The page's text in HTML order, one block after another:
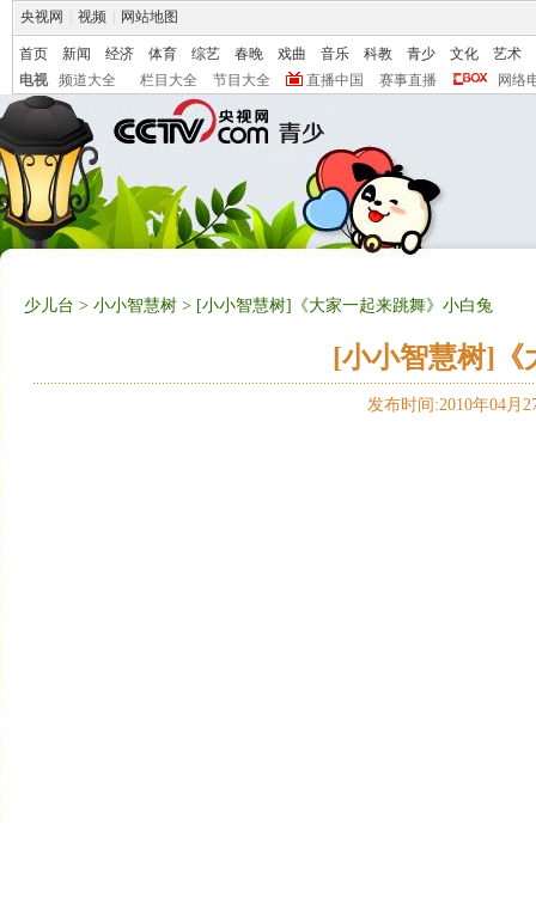
央视网 视频 网站地图
首页 新闻 经济 体育 综艺 春晚 戏曲 音乐 科教 青少 文化
艺术
电视
频道大全 栏目大全 节目大全 直播中国 赛事直播 网络
少儿台 > 小小智慧树 > [小小智慧树]《大家一起来跳舞》小白兔
[小小智慧树]《
发布时间:2010年04月